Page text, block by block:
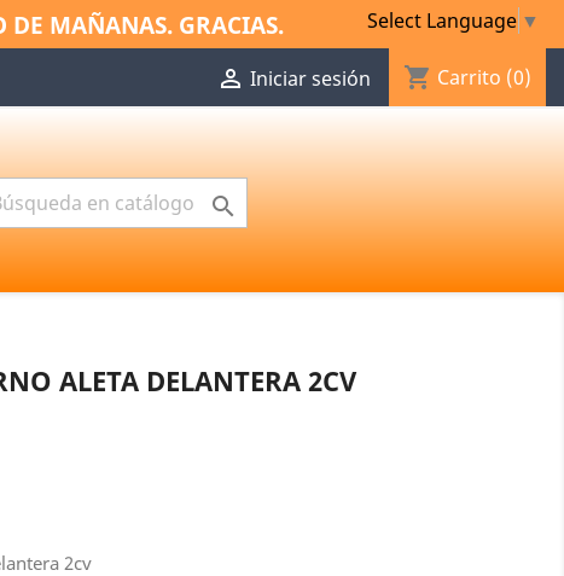
DE MAÑANAS. GRACIAS. Select Language ▼
 Iniciar sesión shopping_cart Carrito (0)

ALETA DELANTERA 2CV
2cv